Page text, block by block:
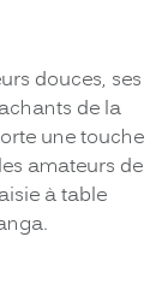
douces, ses
de la
une touche
amateurs de
à table